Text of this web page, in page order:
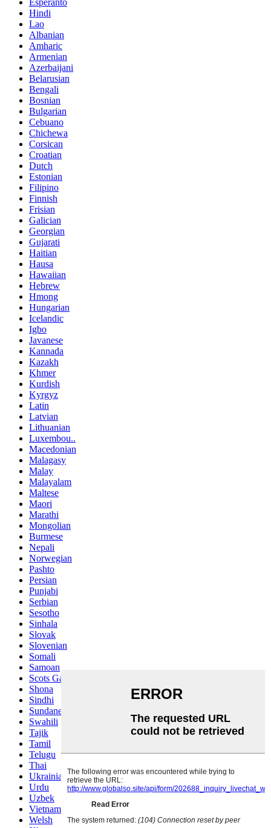
Esperanto
Hindi
Lao
Albanian
Amharic
Armenian
Azerbaijani
Belarusian
Bengali
Bosnian
Bulgarian
Cebuano
Chichewa
Corsican
Croatian
Dutch
Estonian
Filipino
Finnish
Frisian
Galician
Georgian
Gujarati
Haitian
Hausa
Hawaiian
Hebrew
Hmong
Hungarian
Icelandic
Igbo
Javanese
Kannada
Kazakh
Khmer
Kurdish
Kyrgyz
Latin
Latvian
Lithuanian
Luxembou..
Macedonian
Malagasy
Malay
Malayalam
Maltese
Maori
Marathi
Mongolian
Burmese
Nepali
Norwegian
Pashto
Persian
Punjabi
Serbian
Sesotho
Sinhala
Slovak
Slovenian
Somali
Samoan
Scots Gaelic
Shona
Sindhi
Sundanese
Swahili
Tajik
Tamil
Telugu
Thai
Ukrainian
Urdu
Uzbek
Vietnamese
Welsh